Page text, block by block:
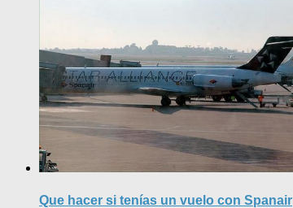
Que hacer si tenías un vuelo con Spanair